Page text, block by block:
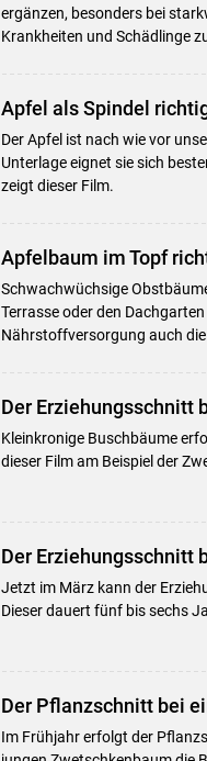
ergänzen, besonders bei
Krankheiten und Schädlinge
Apfel als Spindel
Der Apfel ist nach wie vor
Unterlage eignet sie sich
zeigt dieser Film.
Apfelbaum im Topf
Schwachwüchsige
Terrasse oder den
Nährstoffversorgung auch
Der Erziehungsschnitt
Kleinkronige Buschbäume
dieser Film am Beispiel der
Der Erziehungsschnitt
Jetzt im März kann der
Dieser dauert fünf bis sechs
Der Pflanzschnitt bei
Im Frühjahr erfolgt der